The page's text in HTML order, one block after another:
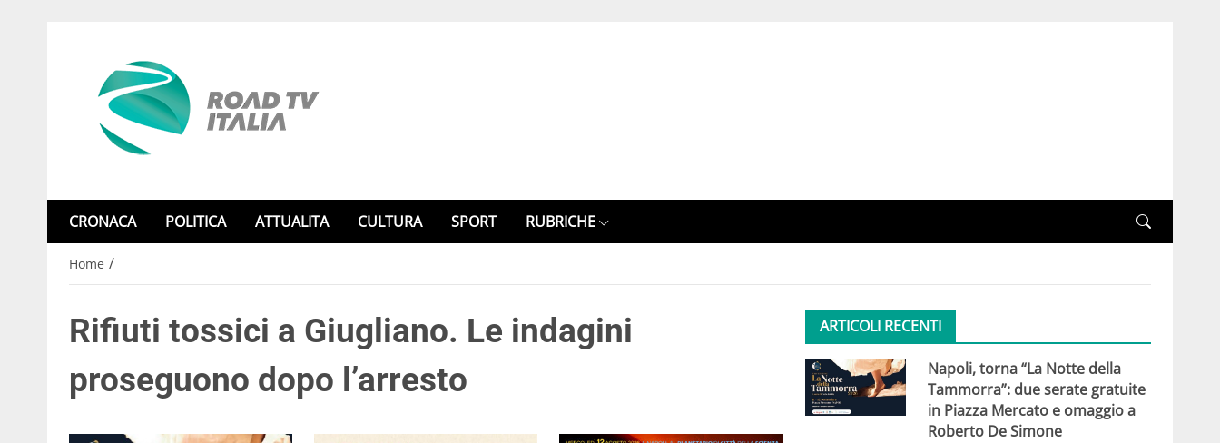
CRONACA POLITICA ATTUALITA CULTURA SPORT RUBRICHE
Home /
Rifiuti tossici a Giugliano. Le indagini
proseguono dopo l’arresto
ARTICOLI RECENTI
Napoli, torna “La Notte della
Tammorra”: due serate gratuite
in Piazza Mercato e omaggio a
Roberto De Simone